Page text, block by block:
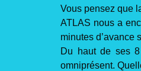
Vous pensez que
ATLAS nous a
minutes d’avance
Du haut de ses
omniprésent.